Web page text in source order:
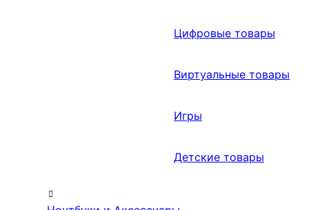
Цифровые товары
Виртуальные товары
Игры
Детские товары